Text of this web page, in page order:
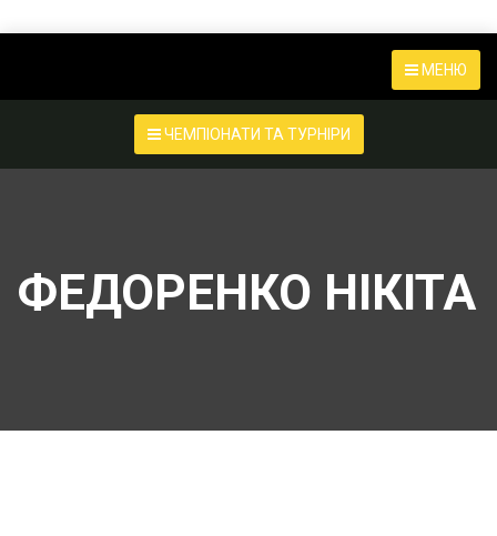
МЕНЮ
ЧЕМПІОНАТИ ТА ТУРНІРИ
ФЕДОРЕНКО НІКІТА